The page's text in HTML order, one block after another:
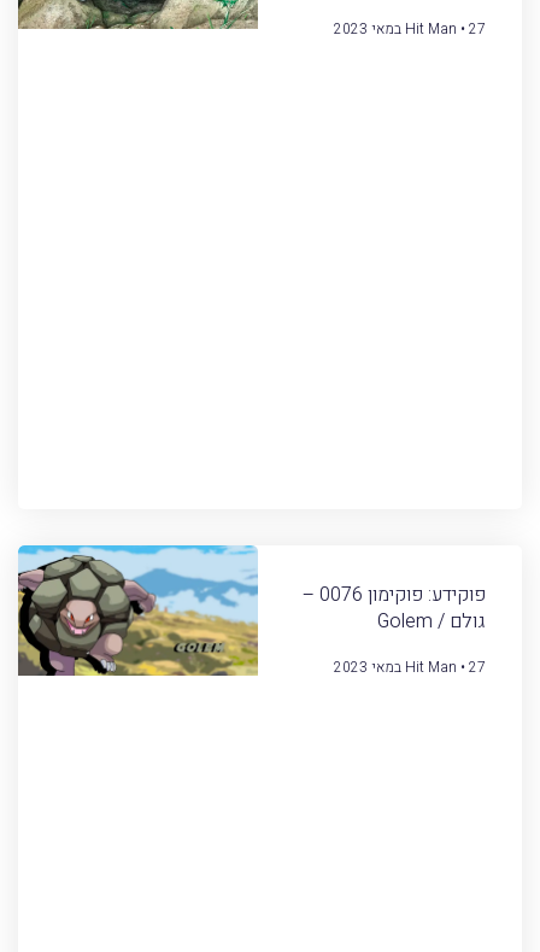
Hit Man 27 במאי 2023
פוקידע: פוקימון 0076 –
גולם / Golem
Hit Man 27 במאי 2023